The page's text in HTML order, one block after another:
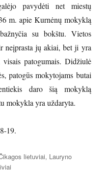
pavydėti net miestų
m. apie Kurnėnų mokyklą
su bokštu. Vietos
neįprasta jų akiai, bet ji yra
patogumais. Didžiulė
patogūs mokytojams butai
daro šią mokyklą
mokykla yra uždaryta.
19.
lietuviai, Lauryno